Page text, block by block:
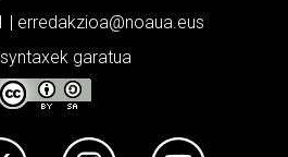
| erredakzioa@noaua.eus
garatua